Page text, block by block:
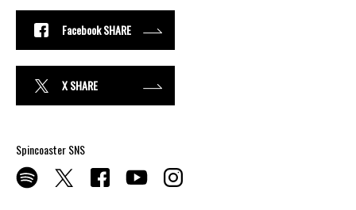
Facebook SHARE
X SHARE
Spincoaster SNS